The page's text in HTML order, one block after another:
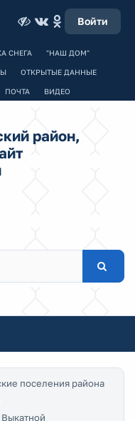
Войти
СНЕГА "НАШ ДОМ"
ОТКРЫТЫЕ ДАННЫЕ
ПОЧТА ВИДЕО
район,
поселения района